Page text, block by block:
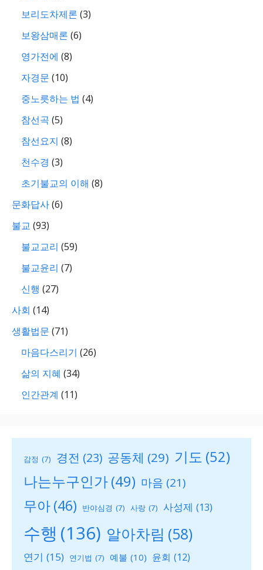
보리도차제론 (3)
보왕삼매론 (6)
영가전에 (8)
자경문 (10)
중노릇하는 법 (4)
참선곡 (5)
참선요지 (8)
천수경 (3)
초기불교의 이해 (8)
문화답사(6)
불교 (93)
불교교리 (59)
불교윤리 (7)
신행 (27)
사회 (14)
생활법문 (71)
마음다스리기 (26)
삶의 지혜 (34)
인간관계 (11)
감정 (7) 경전 (23) 공동체 (29) 기도 (52)
나는누구인가(49) 마음 (21)
무아(46) 반야심경 (7) 사랑 (7) 사성제 (13)
수행 (136) 알아차림 (58)
연기 (15) 연기법 (7) 예불 (10) 윤회 (12)